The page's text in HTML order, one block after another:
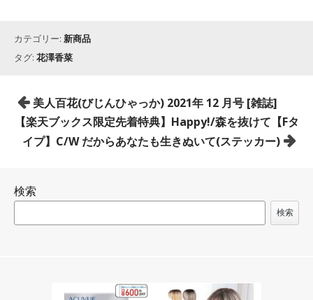
カテゴリー: 新商品
タグ: 花澤香菜
投
稿
ナ
ー
美人百花(びじんひゃっか) 2021年 12 月号 [雑誌]
【楽天ブックス限定先着特典】Happy!/森を抜けて【Fタ
イプ】C/W だからあなたも生きぬいて(ステッカー)
検索
検索